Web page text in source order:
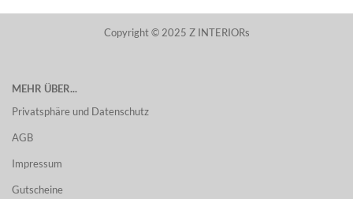
Copyright © 2025 Z INTERIORs
MEHR ÜBER...
Privatsphäre und Datenschutz
AGB
Impressum
Gutscheine